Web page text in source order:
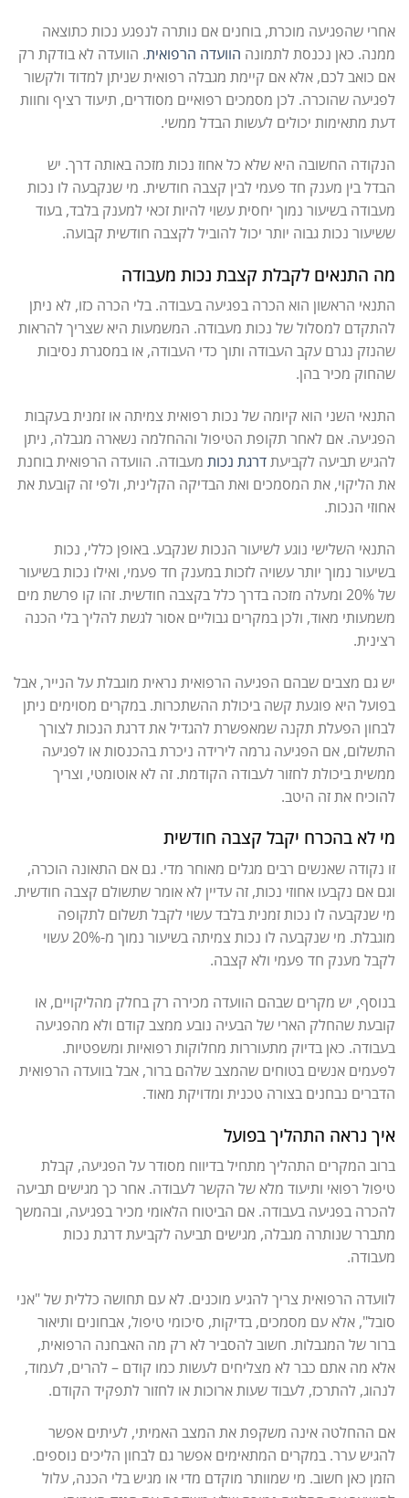
אחרי שהפגיעה מוכרת, בוחנים אם נותרה לנפגע נכות כתוצאה
ממנה. כאן נכנסת לתמונה הוועדה הרפואית. הוועדה לא בודקת רק
אם כואב לכם, אלא אם קיימת מגבלה רפואית שניתן למדוד ולקשור
לפגיעה שהוכרה. לכן מסמכים רפואיים מסודרים, תיעוד רציף וחוות
דעת מתאימות יכולים לעשות הבדל ממשי.
הנקודה החשובה היא שלא כל אחוז נכות מזכה באותה דרך. יש
הבדל בין מענק חד פעמי לבין קצבה חודשית. מי שנקבעה לו נכות
מעבודה בשיעור נמוך יחסית עשוי להיות זכאי למענק בלבד, בעוד
ששיעור נכות גבוה יותר יכול להוביל לקצבה חודשית קבועה.
מה התנאים לקבלת קצבת נכות מעבודה
התנאי הראשון הוא הכרה בפגיעה בעבודה. בלי הכרה כזו, לא ניתן
להתקדם למסלול של נכות מעבודה. המשמעות היא שצריך להראות
שהנזק נגרם עקב העבודה ותוך כדי העבודה, או במסגרת נסיבות
שהחוק מכיר בהן.
התנאי השני הוא קיומה של נכות רפואית צמיתה או זמנית בעקבות
הפגיעה. אם לאחר תקופת הטיפול וההחלמה נשארה מגבלה, ניתן
להגיש תביעה לקביעתדרגת נכות מעבודה. הוועדה הרפואית בוחנת
את הליקוי, את המסמכים ואת הבדיקה הקלינית, ולפי זה קובעת את
אחוזי הנכות.
התנאי השלישי נוגע לשיעור הנכות שנקבע. באופן כללי, נכות
בשיעור נמוך יותר עשויה לזכות במענק חד פעמי, ואילו נכות בשיעור
של 20% ומעלה מזכה בדרך כלל בקצבה חודשית. זהו קו פרשת מים
משמעותי מאוד, ולכן במקרים גבוליים אסור לגשת להליך בלי הכנה
רצינית.
יש גם מצבים שבהם הפגיעה הרפואית נראית מוגבלת על הנייר, אבל
בפועל היא פוגעת קשה ביכולת ההשתכרות. במקרים מסוימים ניתן
לבחון הפעלת תקנה שמאפשרת להגדיל את דרגת הנכות לצורך
התשלום, אם הפגיעה גרמה לירידה ניכרת בהכנסות או לפגיעה
ממשית ביכולת לחזור לעבודה הקודמת. זה לא אוטומטי, וצריך
להוכיח את זה היטב.
מי לא בהכרח יקבל קצבה חודשית
זו נקודה שאנשים רבים מגלים מאוחר מדי. גם אם התאונה הוכרה,
וגם אם נקבעו אחוזי נכות, זה עדיין לא אומר שתשולם קצבה חודשית.
מי שנקבעה לו נכות זמנית בלבד עשוי לקבל תשלום לתקופה
מוגבלת. מי שנקבעה לו נכות צמיתה בשיעור נמוך מ-20% עשוי
לקבל מענק חד פעמי ולא קצבה.
בנוסף, יש מקרים שבהם הוועדה מכירה רק בחלק מהליקויים, או
קובעת שהחלק הארי של הבעיה נובע ממצב קודם ולא מהפגיעה
בעבודה. כאן בדיוק מתעוררות מחלוקות רפואיות ומשפטיות.
לפעמים אנשים בטוחים שהמצב שלהם ברור, אבל בוועדה הרפואית
הדברים נבחנים בצורה טכנית ומדויקת מאוד.
איך נראה התהליך בפועל
ברוב המקרים התהליך מתחיל בדיווח מסודר על הפגיעה, קבלת
טיפול רפואי ותיעוד מלא של הקשר לעבודה. אחר כך מגישים תביעה
להכרה בפגיעה בעבודה. אם הביטוח הלאומי מכיר בפגיעה, ובהמשך
מתברר שנותרה מגבלה, מגישים תביעה לקביעת דרגת נכות
מעבודה.
לוועדה הרפואית צריך להגיע מוכנים. לא עם תחושה כללית של "אני
סובל", אלא עם מסמכים, בדיקות, סיכומי טיפול, אבחונים ותיאור
ברור של המגבלות. חשוב להסביר לא רק מה האבחנה הרפואית,
אלא מה אתם כבר לא מצליחים לעשות כמו קודם – להרים, לעמוד,
לנהוג, להתרכז, לעבוד שעות ארוכות או לחזור לתפקיד הקודם.
אם ההחלטה אינה משקפת את המצב האמיתי, לעיתים אפשר
להגיש ערר. במקרים המתאימים אפשר גם לבחון הליכים נוספים.
הזמן כאן חשוב. מי שמוותר מוקדם מדי או מגיש בלי הכנה, עלול